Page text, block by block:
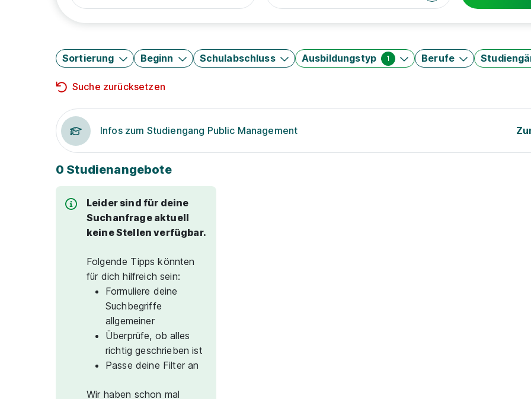
Sortierung Beginn Schulabschluss Ausbildungstyp 1 Berufe
Suche zurücksetzen
Infos zum Studiengang Public Management
0 Studienangebote
Leider sind für deine
Suchanfrage aktuell
keine Stellen verfügbar.
Folgende Tipps könnten
für dich hilfreich sein:
Formuliere deine
Suchbegriffe
allgemeiner
Überprüfe, ob alles
richtig geschrieben ist
Passe deine Filter an
Wir haben schon mal